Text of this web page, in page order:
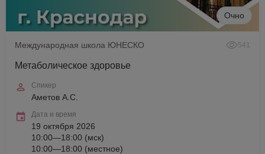
Очно
Международная школа ЮНЕСКО 541
Метаболическое здоровье
Спикер
Аметов А.С.
Дата и время
19 октября 2026
10:00—18:00 (мск)
10:00—18:00 (местное)